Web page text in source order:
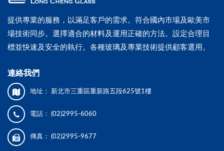
提供專業的服務，以滿足客戶的需求。符合國內市場及歐美市
場技術同步。選擇適合的材料及運用正確的方法。設定合理目
標並快速及安全的執行。各種玻璃及專業技術提供顧客選用。
連絡我們
地址： 新北市三重區重新路五段625號1樓
電話： (02)2995-6060
傳真： (02)2995-9677